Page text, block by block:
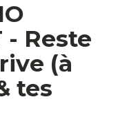
- Reste
(à
tes